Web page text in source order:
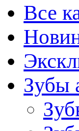
Все
Зубы